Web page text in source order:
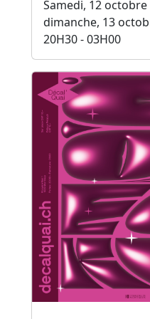
Samedi, 12 octobre
dimanche, 13
20H30 - 03H00